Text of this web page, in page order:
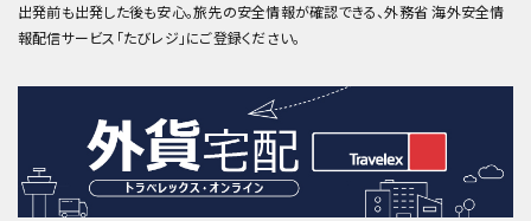
出発前も出発した後も安心。旅先の安全情報が確認できる、外務省 海外安全情
報配信サービス「たびレジ」にご登録ください。